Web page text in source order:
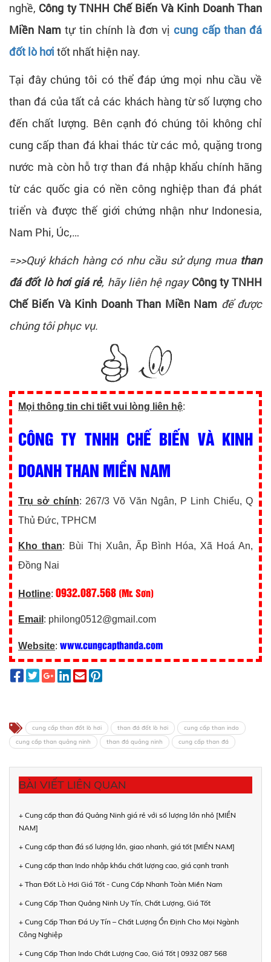
nghề, Công ty TNHH Chế Biến Và Kinh Doanh Than
Miền Nam tự tin chính là đơn vịcung cấp than đá
đốt lò hơi tốt nhất hiện nay.
Tại đây chúng tôi có thể đáp ứng mọi nhu cầu về
than đá của tất cả các khách hàng từ số lượng cho
đến chất lượng. Bên cạnh đó chúng tôi không chỉ
cung cấp than đá khai thác từ các mỏ, quặng trong
nước mà còn hỗ trợ than đá nhập khẩu chính hãng
từ các quốc gia có nền công nghiệp than đá phát
triển và được thế giới chứng nhận như Indonesia,
Nam Phi, Úc,…
=>>Quý khách hàng có nhu cầu sử dụng mua than
đá đốt lò hơi giá rẻ, hãy liên hệ ngay Công ty TNHH
Chế Biến Và Kinh Doanh Than Miền Nam để được
chúng tôi phục vụ.
Mọi thông tin chi tiết vui lòng liên hệ:
CÔNG TY TNHH CHẾ BIẾN VÀ KINH
DOANH THAN MIỀN NAM
Trụ sở chính: 267/3 Võ Văn Ngân, P Linh Chiểu, Q
Thủ Đức, TPHCM
Kho than: Bùi Thị Xuân, Ấp Bình Hóa, Xã Hoá An,
Đồng Nai
Hotline: 0932.087.568 (Mr. Sơn)
Email : philong0512@gmail.com
Website: www.cungcapthanda.com
cung cấp than đốt lò hơi than đá đốt lò hơi
cung cấp than indo
cung cấp than quảng ninh
than đá quảng ninh cung cấp than đá
BÀI VIẾT LIÊN QUAN
+ Cung cấp than đá Quảng Ninh giá rẻ với số lượng lớn nhỏ [MIỀN
NAM]
+ Cung cấp than đá số lượng lớn, giao nhanh, giá tốt [MIỀN NAM]
+ Cung cấp than Indo nhập khẩu chất lượng cao, giá cạnh tranh
+ Than Đốt Lò Hơi Giá Tốt - Cung Cấp Nhanh Toàn Miền Nam
+ Cung Cấp Than Quảng Ninh Uy Tín, Chất Lượng, Giá Tốt
+ Cung Cấp Than Đá Uy Tín – Chất Lượng Ổn Định Cho Mọi Ngành
Công Nghiệp
+ Cung Cấp Than Indo Chất Lượng Cao, Giá Tốt | 0932 087 568